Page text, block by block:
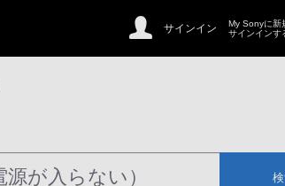
サインイン
My Sonyに新
サインインす